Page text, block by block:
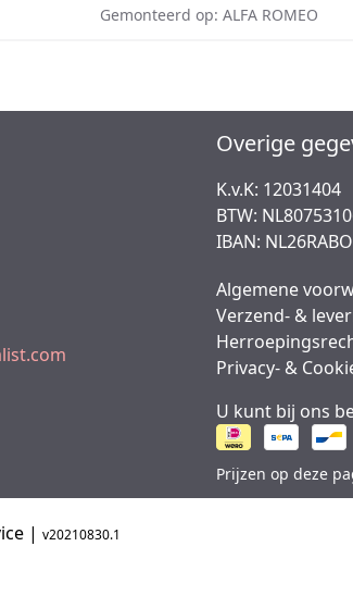
Gemonteerd op: ALFA ROMEO
Overige
K.v.K: 12031404
BTW:
IBAN:
Algemene
Verzend- &
Privacy- &
U kunt bij ons
Prijzen op deze
| v20210830.1